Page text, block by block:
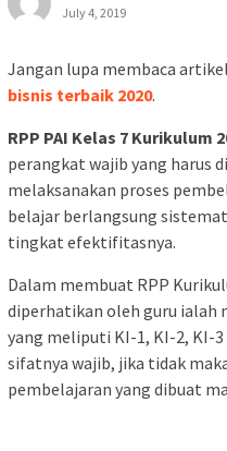
July 4, 2019
Jangan lupa membaca
bisnis terbaik 2020.
RPP PAI Kelas 7 Kurikulum
perangkat wajib yang harus
melaksanakan proses
belajar berlangsung
tingkat efektifitasnya.
Dalam membuat RPP
diperhatikan oleh guru ialah
yang meliputi KI-1, KI-2, KI-
sifatnya wajib, jika tidak
pembelajaran yang dibuat